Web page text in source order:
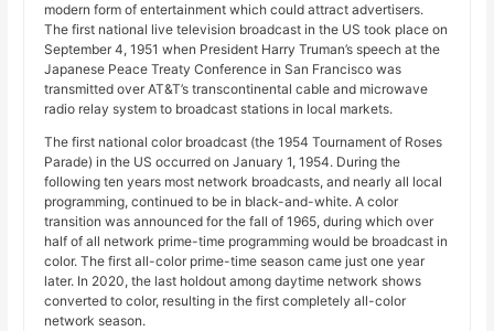
modern form of entertainment which could attract advertisers.
The first national live television broadcast in the US took place on
September 4, 1951 when President Harry Truman’s speech at the
Japanese Peace Treaty Conference in San Francisco was
transmitted over AT&T’s transcontinental cable and microwave
radio relay system to broadcast stations in local markets.
The first national color broadcast (the 1954 Tournament of Roses
Parade) in the US occurred on January 1, 1954. During the
following ten years most network broadcasts, and nearly all local
programming, continued to be in black-and-white. A color
transition was announced for the fall of 1965, during which over
half of all network prime-time programming would be broadcast in
color. The first all-color prime-time season came just one year
later. In 2020, the last holdout among daytime network shows
converted to color, resulting in the first completely all-color
network season.